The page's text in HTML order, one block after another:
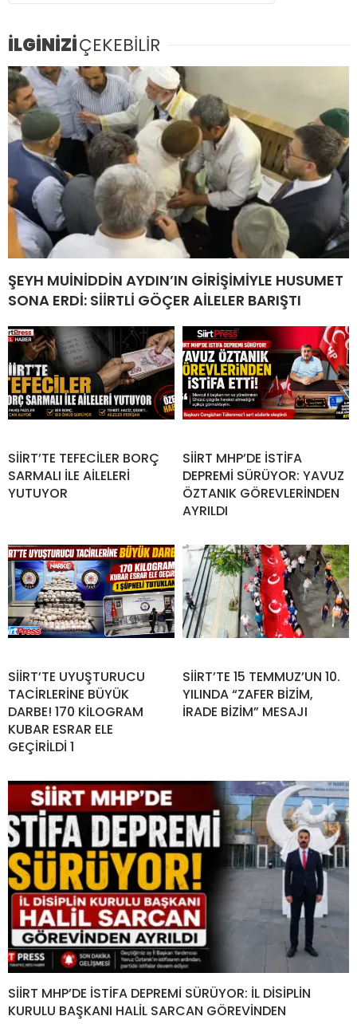
İLGİNİZİÇEKEBİLİR
ŞEYH MUİNİDDİN AYDIN’IN GİRİŞİMİYLE HUSUMET
SONA ERDİ: SİİRTLİ GÖÇER AİLELER BARIŞTI
SİİRT’TE TEFECİLER BORÇ
SARMALI İLE AİLELERİ
YUTUYOR
SİİRT MHP’DE İSTİFA
DEPREMİ SÜRÜYOR: YAVUZ
ÖZTANIK GÖREVLERİNDEN
AYRILDI
SİİRT’TE UYUŞTURUCU
TACİRLERİNE BÜYÜK
DARBE! 170 KİLOGRAM
KUBAR ESRAR ELE
GEÇİRİLDİ 1
SİİRT’TE 15 TEMMUZ’UN 10.
YILINDA “ZAFER BİZİM,
İRADE BİZİM” MESAJI
SİİRT MHP’DE İSTİFA DEPREMİ SÜRÜYOR: İL DİSİPLİN
KURULU BAŞKANI HALİL SARCAN GÖREVİNDEN